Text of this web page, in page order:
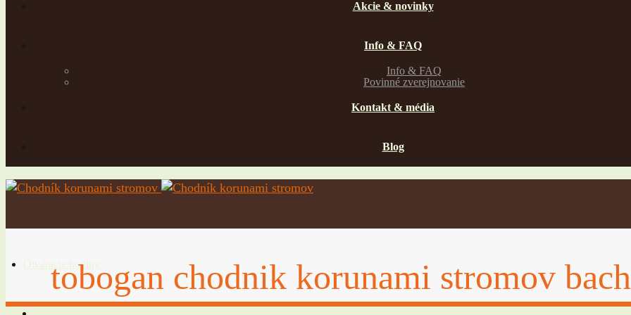
Akcie & novinky
Info & FAQ
Info & FAQ
Povinné zverejnovanie
Kontakt & média
Blog
Otváracie hodiny
tobogan chodnik korunami stromov